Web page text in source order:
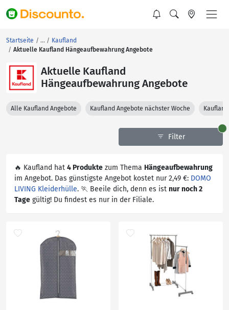
Startseite
Kaufland
Aktuelle Kaufland Hängeaufbewahrung Angebote
Aktuelle Kaufland
Hängeaufbewahrung Angebote
Alle Kaufland Angebote Kaufland Angebote nächster Woche
Filter
🔥 Kaufland hat 4 Produkte zum Thema Hängeaufbewahrung
im Angebot. Das günstigste Angebot kostet nur 2,49 €: DOMO
LIVING Kleiderhülle. 🏃 Beeile dich, denn es ist nur noch 2
Tage gültig! Du findest es nur in der Filiale.